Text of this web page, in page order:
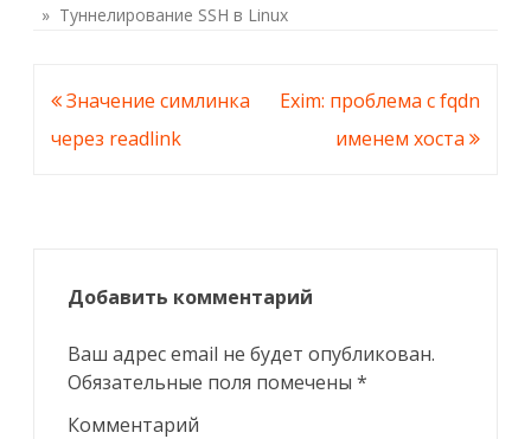
» Туннелирование SSH в Linux
Навигация
по
Значение симлинка
через readlink
Exim: проблема с fqdn
именем хоста
Добавить комментарий
Ваш адрес email не будет опубликован.
Обязательные поля помечены *
Комментарий